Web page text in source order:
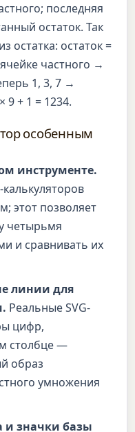
последняя
остаток. Так
остатка: остаток =
частного →
1, 3, 7 →
9 + 1 = 1234.
особенным
инструменте.
этот позволяет
четырьмя
и сравнивать их
линии для
Реальные SVG-
цифр,
столбце —
образ
умножения
и значки базы